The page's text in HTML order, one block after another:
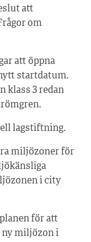
att
om
att öppna
startdatum.
klass 3 redan
lagstiftning.
miljözoner för
i city
för att
ny miljözon i